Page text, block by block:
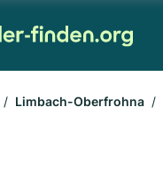
Limbach-Oberfrohna